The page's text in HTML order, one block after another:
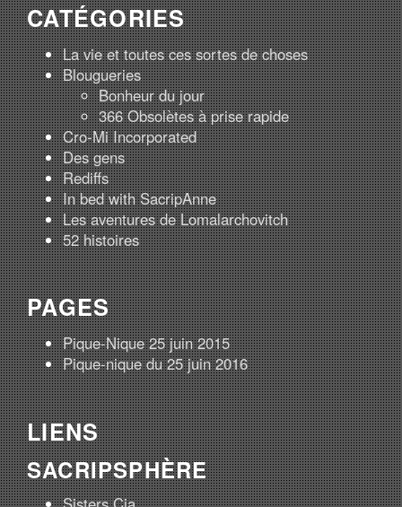
CATÉGORIES
La vie et toutes ces sortes de choses
Blougueries
Bonheur du jour
366 Obsolètes à prise rapide
Cro-Mi Incorporated
Des gens
Rediffs
In bed with SacripAnne
Les aventures de Lomalarchovitch
52 histoires
PAGES
Pique-Nique 25 juin 2015
Pique-nique du 25 juin 2016
LIENS
SACRIPSPHÈRE